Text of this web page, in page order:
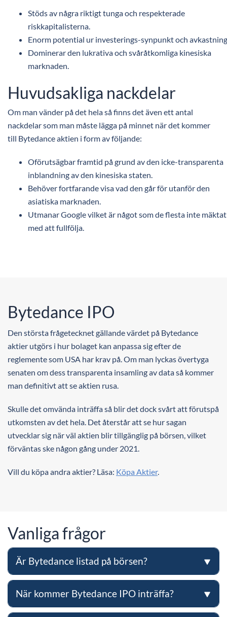
Stöds av några riktigt tunga och respekterade
riskkapitalisterna.
Enorm potential ur investerings-synpunkt och
Dominerar den lukrativa och svåråtkomliga kinesiska
marknaden.
Huvudsakliga nackdelar
Om man vänder på det hela så finns det även ett antal
nackdelar som man måste lägga på minnet när det kommer
till Bytedance aktien i form av följande:
Oförutsägbar framtid på grund av den icke-transparenta
inblandning av den kinesiska staten.
Behöver fortfarande visa vad den går för utanför den
asiatiska marknaden.
Utmanar Google vilket är något som de flesta inte mäktat
med att fullfölja.
Bytedance IPO
Den största frågetecknet gällande värdet på Bytedance
aktier utgörs i hur bolaget kan anpassa sig efter de
reglemente som USA har krav på. Om man lyckas övertyga
senaten om dess transparenta insamling av data så kommer
man definitivt att se aktien rusa.
Skulle det omvända inträffa så blir det dock svårt att förutspå
utkomsten av det hela. Det återstår att se hur sagan
utvecklar sig när väl aktien blir tillgänglig på börsen, vilket
förväntas ske någon gång under 2021.
Vill du köpa andra aktier? Läsa: Köpa Aktier.
Vanliga frågor
Är Bytedance listad på börsen?
När kommer Bytedance IPO inträffa?